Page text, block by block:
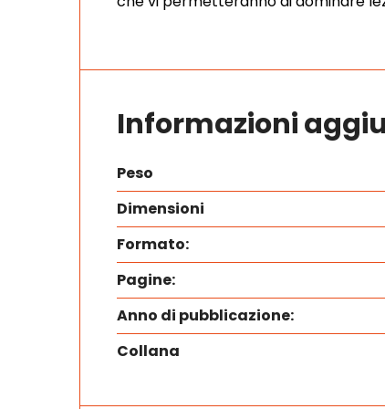
Informazioni
Peso
Dimensioni
Formato:
Pagine:
Anno di pubblicazione:
Collana